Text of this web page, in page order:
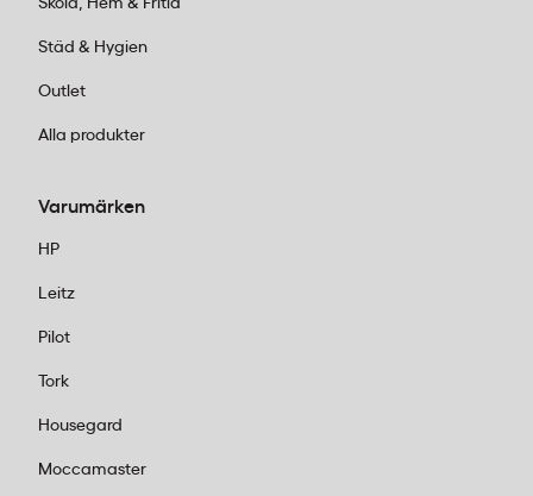
Skola, Hem & Fritid
Städ & Hygien
Outlet
Alla produkter
Varumärken
HP
Leitz
Pilot
Tork
Housegard
Moccamaster